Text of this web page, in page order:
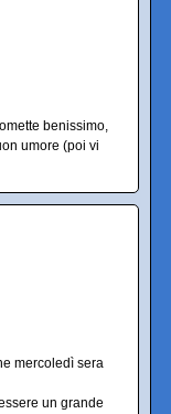
benissimo,
umore (poi vi
mercoledì sera
un grande